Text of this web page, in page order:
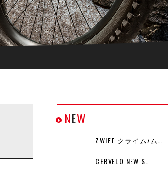
NEW
ZWIFT クライム/ム…
CERVELO NEW S…